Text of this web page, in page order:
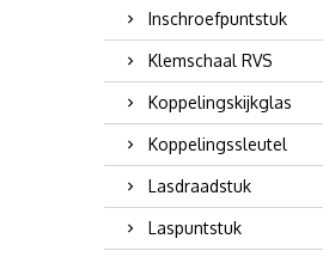
Inschroefpuntstuk
Klemschaal RVS
Koppelingskijkglas
Koppelingssleutel
Lasdraadstuk
Laspuntstuk